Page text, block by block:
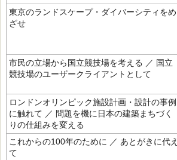
東京のランドスケープ・ダイバーシティをめ
ざせ
市民の立場から国立競技場を考える ／ 国立
競技場のユーザークライアントとして
ロンドンオリンピック施設計画・設計の事例
に触れて ／ 問題を機に日本の建築まちづく
りの仕組みを変える
これからの100年のために ／ あとがきに代え
て